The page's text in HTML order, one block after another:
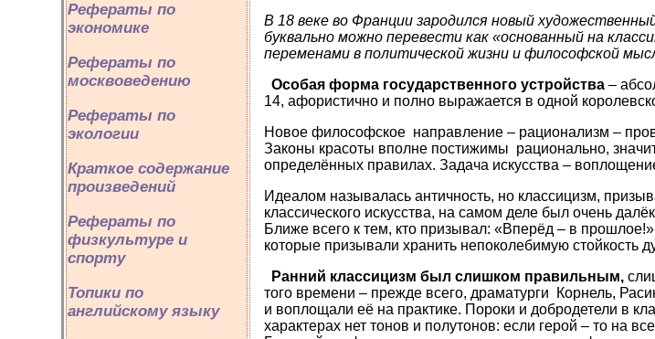
Рефераты по
экономике
Рефераты по
москвоведению
Рефераты по
экологии
Краткое содержание
произведений
Рефераты по
физкультуре и
спорту
Топики по
английскому языку
В 18 веке во Франции зародился новый
буквально можно перевести как «основанный на
переменами в политической жизни и философской
Особая форма государственного устройства –
14, афористично и полно выражается в одной
Новое философское направление – рационализм –
Законы красоты вполне постижимы рационально,
определённых правилах. Задача искусства –
Идеалом называлась античность, но классицизм,
классического искусства, на самом деле был очень
Ближе всего к тем, кто призывал: «Вперёд – в
которые призывали хранить непоколебимую стойкость
Ранний классицизм был слишком правильным,
того времени – прежде всего, драматурги Корнель,
и воплощали её на практике. Пороки и добродетели в
характерах нет тонов и полутонов: если герой – то на